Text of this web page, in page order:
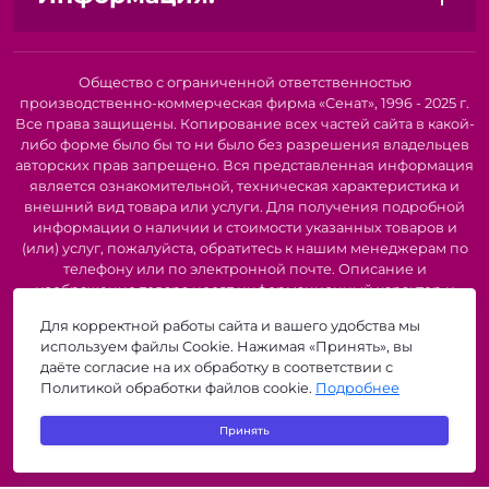
Общество с ограниченной ответственностью
производственно-коммерческая фирма «Сенат», 1996 - 2025 г.
Все права защищены. Копирование всех частей сайта в какой-
либо форме было бы то ни было без разрешения владельцев
авторских прав запрещено. Вся представленная информация
является ознакомительной, техническая характеристика и
внешний вид товара или услуги. Для получения подробной
информации о наличии и стоимости указанных товаров и
(или) услуг, пожалуйста, обратитесь к нашим менеджерам по
телефону или по электронной почте. Описание и
изображение товара носят информационный характер и
представленных в технической документации производителя.
Производители о предоставлении за собой права на
изменение внешнего вида, характеристик и комплектации
товара, предварительно не уведомляя продавцов и
потребителей. Рекомендуется при покупке проверить
наличие необходимых функций и характеристик.
Для корректной работы сайта и вашего удобства мы
используем файлы Cookie. Нажимая «Принять», вы
даёте согласие на их обработку в соответствии с
Политикой обработки файлов cookie. Подробнее
Принять